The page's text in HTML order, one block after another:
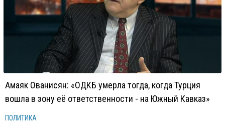
Амаяк Ованисян: «ОДКБ умерла тогда, когда Турция
вошла в зону её ответственности - на Южный Кавказ»
ПОЛИТИКА